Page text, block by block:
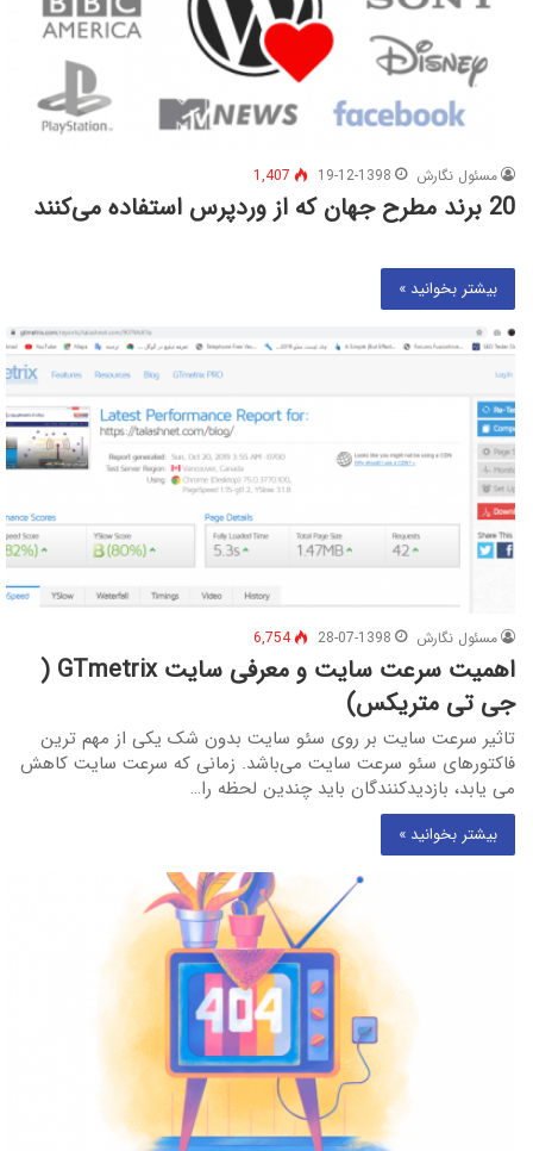
مسئول نگارش 19-12-1398
1,407
20 برند مطرح جهان که از وردپرس استفاده می‌کنند
بیشتر بخوانید »
مسئول نگارش 28-07-1398
6,754
اهمیت سرعت سایت و معرفی سایت GTmetrix (
جی تی متریکس)
تاثیر سرعت سایت بر روی سئو سایت بدون شک یکی از مهم ترین
فاکتورهای سئو سرعت سایت می‌باشد. زمانی که سرعت سایت کاهش
می یابد، بازدیدکنندگان باید چندین لحظه را…
بیشتر بخوانید »